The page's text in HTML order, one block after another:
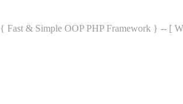
{ Fast & Simple OOP PHP Framework } -- [